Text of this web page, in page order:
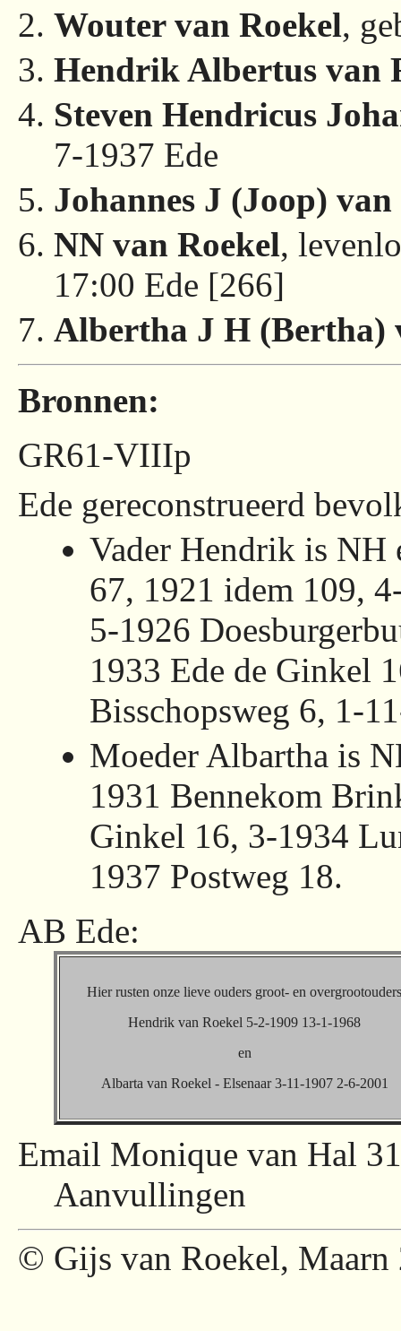
Wouter van Roekel,
Hendrik Albertus van
Steven Hendricus
7-1937 Ede
Johannes J (Joop) van
NN van Roekel,
17:00 Ede [266]
Albertha J H (Bertha)
Bronnen:
GR61-VIIIp
Ede gereconstrueerd
Vader Hendrik is NH
67, 1921 idem 109,
5-1926
1933 Ede de Ginkel
Bisschopsweg 6, 1-
Moeder Albartha is
1931 Bennekom
Ginkel 16, 3-1934
1937 Postweg 18.
AB Ede:
Hier rusten onze lieve ouders groot- en overgrootouders
Hendrik van Roekel 5-2-1909 13-1-1968
en
Albarta van Roekel - Elsenaar 3-11-1907 2-6-2001
Email Monique van Hal
Aanvullingen
© Gijs van Roekel, Maarn